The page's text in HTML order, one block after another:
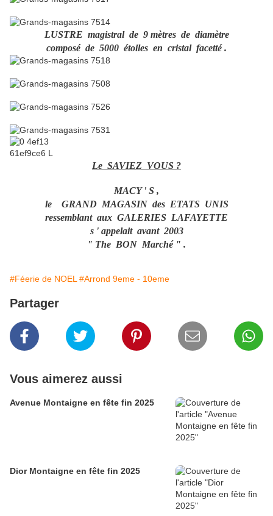
LUSTRE magistral de 9 mètres de diamètre
composé de 5000 étoiles en cristal facetté .
Le SAVIEZ VOUS ?
MACY ' S ,
le GRAND MAGASIN des ETATS UNIS
ressemblant aux GALERIES LAFAYETTE
s ' appelait avant 2003
" The BON Marché " .
#Féerie de NOEL #Arrond 9eme - 10eme
Partager
Vous aimerez aussi
Avenue Montaigne en fête fin 2025
Dior Montaigne en fête fin 2025